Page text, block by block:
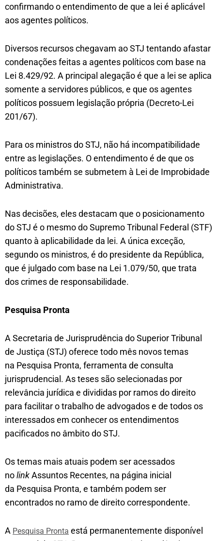
confirmando o entendimento de que a lei é aplicável
aos agentes políticos.
Diversos recursos chegavam ao STJ tentando afastar
condenações feitas a agentes políticos com base na
Lei 8.429/92. A principal alegação é que a lei se aplica
somente a servidores públicos, e que os agentes
políticos possuem legislação própria (Decreto-Lei
201/67).
Para os ministros do STJ, não há incompatibilidade
entre as legislações. O entendimento é de que os
políticos também se submetem à Lei de Improbidade
Administrativa.
Nas decisões, eles destacam que o posicionamento
do STJ é o mesmo do Supremo Tribunal Federal (STF)
quanto à aplicabilidade da lei. A única exceção,
segundo os ministros, é do presidente da República,
que é julgado com base na Lei 1.079/50, que trata
dos crimes de responsabilidade.
Pesquisa Pronta
A Secretaria de Jurisprudência do Superior Tribunal
de Justiça (STJ) oferece todo mês novos temas
na Pesquisa Pronta, ferramenta de consulta
jurisprudencial. As teses são selecionadas por
relevância jurídica e divididas por ramos do direito
para facilitar o trabalho de advogados e de todos os
interessados em conhecer os entendimentos
pacificados no âmbito do STJ.
Os temas mais atuais podem ser acessados
nolinkAssuntos Recentes, na página inicial
da Pesquisa Pronta, e também podem ser
encontrados no ramo de direito correspondente.
A Pesquisa Pronta está permanentemente disponível